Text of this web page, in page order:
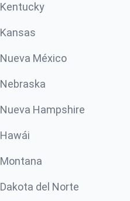
Kentucky
Kansas
Nueva México
Nebraska
Nueva Hampshire
Hawái
Montana
Dakota del Norte